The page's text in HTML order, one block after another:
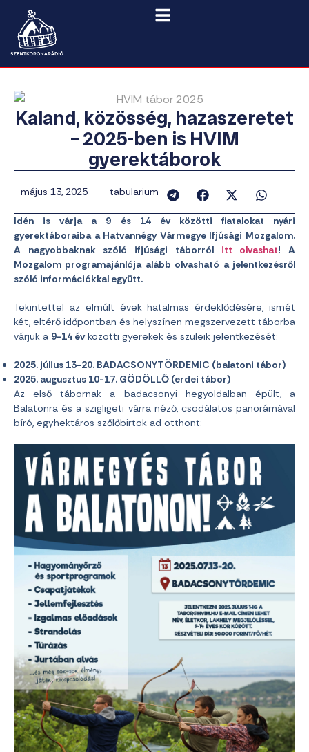
Kaland, közösség, hazaszeretet
– 2025-ben is HVIM
gyerektáborok
május 13, 2025 tabularium
Idén is várja a 9 és 14 év közötti fiatalokat nyári
gyerektáboraiba a Hatvannégy Vármegye Ifjúsági Mozgalom.
A nagyobbaknak szóló ifjúsági táborról itt olvashat! A
Mozgalom programajánlója alább olvasható a jelentkezésről
szóló információkkal együtt.
Tekintettel az elmúlt évek hatalmas érdeklődésére, ismét
két, eltérő időpontban és helyszínen megszervezett táborba
várjuk a 9-14 évközötti gyerekek és szüleik jelentkezését:
2025. július 13-20. BADACSONYTÖRDEMIC (balatoni tábor)
2025. augusztus 10-17. GÖDÖLLŐ (erdei tábor)
Az első tábornak a badacsonyi hegyoldalban épült, a
Balatonra és a szigligeti várra néző, csodálatos panorámával
bíró, egyhektáros szőlőbirtok ad otthont: